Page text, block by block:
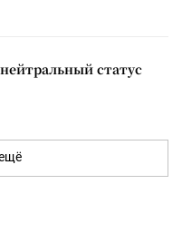
статус